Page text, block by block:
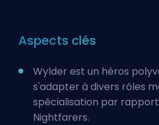
Aspects clés
Wylder est un héros
s'adapter à divers rôles
spécialisation par
Nightfarers.